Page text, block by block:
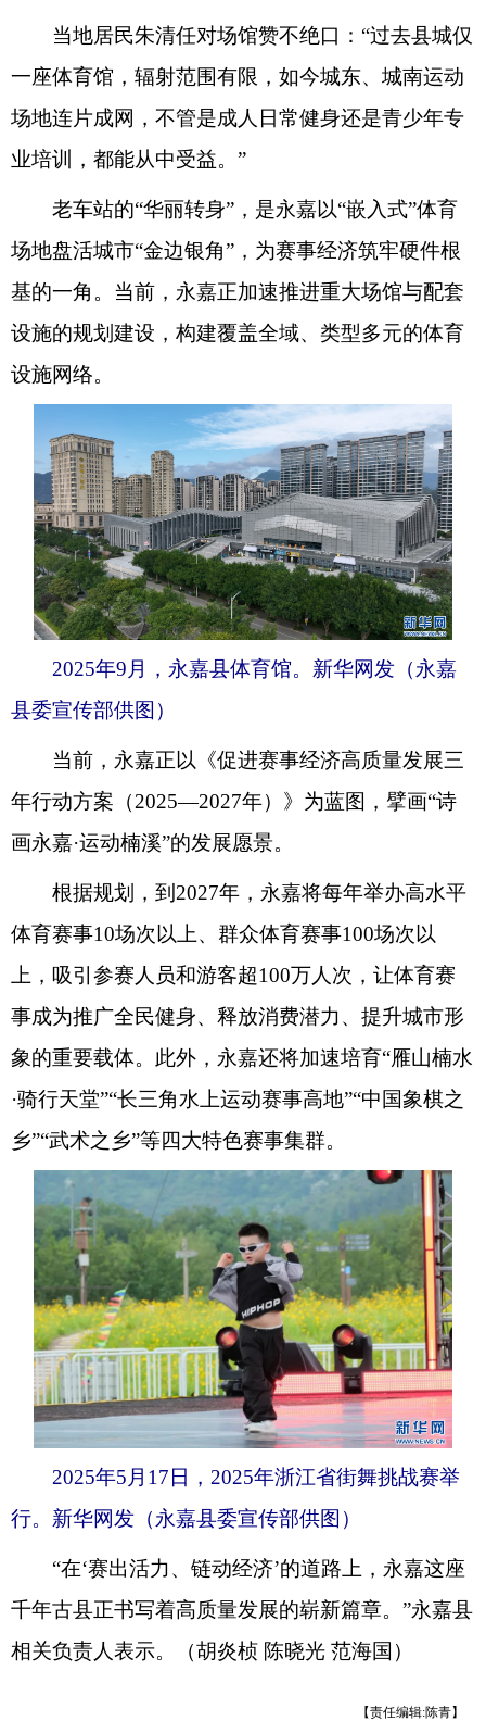
当地居民朱清任对场馆赞不绝口：“过去县城仅
一座体育馆，辐射范围有限，如今城东、城南运动
场地连片成网，不管是成人日常健身还是青少年专
业培训，都能从中受益。”
老车站的“华丽转身”，是永嘉以“嵌入式”体育
场地盘活城市“金边银角”，为赛事经济筑牢硬件根
基的一角。当前，永嘉正加速推进重大场馆与配套
设施的规划建设，构建覆盖全域、类型多元的体育
设施网络。
2025年9月，永嘉县体育馆。新华网发（永嘉
县委宣传部供图）
当前，永嘉正以《促进赛事经济高质量发展三
年行动方案（2025—2027年）》为蓝图，擘画“诗
画永嘉·运动楠溪”的发展愿景。
根据规划，到2027年，永嘉将每年举办高水平
体育赛事10场次以上、群众体育赛事100场次以
上，吸引参赛人员和游客超100万人次，让体育赛
事成为推广全民健身、释放消费潜力、提升城市形
象的重要载体。此外，永嘉还将加速培育“雁山楠水
·骑行天堂”“长三角水上运动赛事高地”“中国象棋之
乡”“武术之乡”等四大特色赛事集群。
2025年5月17日，2025年浙江省街舞挑战赛举
行。新华网发（永嘉县委宣传部供图）
“在‘赛出活力、链动经济’的道路上，永嘉这座
千年古县正书写着高质量发展的崭新篇章。”永嘉县
相关负责人表示。（胡炎桢 陈晓光 范海国）
【责任编辑:陈青】